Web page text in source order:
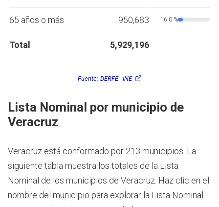
65 años o más 950,683 16.0 %
Total 5,929,196
Fuente: DERFE - INE
Lista Nominal por municipio de
Veracruz
Veracruz está conformado por 213 municipios. La
siguiente tabla muestra los totales de la Lista
Nominal de los municipios de Veracruz. Haz clic en el
nombre del municipio para explorar la Lista Nominal